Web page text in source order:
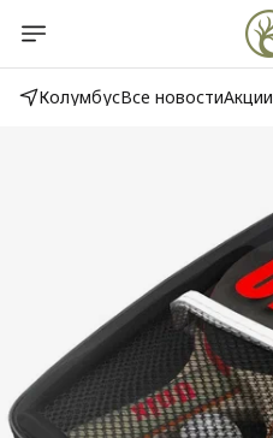
КолумбусВсе новостиАкции